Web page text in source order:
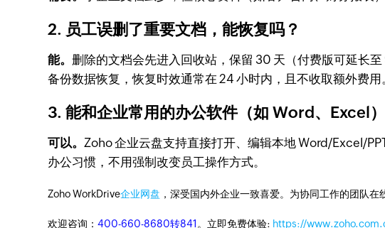
2. 员工误删了重要文档，能恢复吗？
能。删除的文档会先进入回收站，保留 30 天（付费版可延长
备份数据恢复，恢复时效通常在 24 小时内，且不收取额外费用
3. 能和企业常用的办公软件（如 Word、Excel
可以。Zoho 企业云盘支持直接打开、编辑本地 Word/Excel/
办公习惯，不用强制改变员工操作方式。
Zoho WorkDrive企业网盘 ，深受国内外企业一致喜爱。为协同工作的团队在
欢迎咨询：400-660-8680转841 。立即免费体验: https://